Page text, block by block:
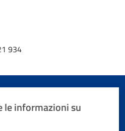
934
le informazioni su